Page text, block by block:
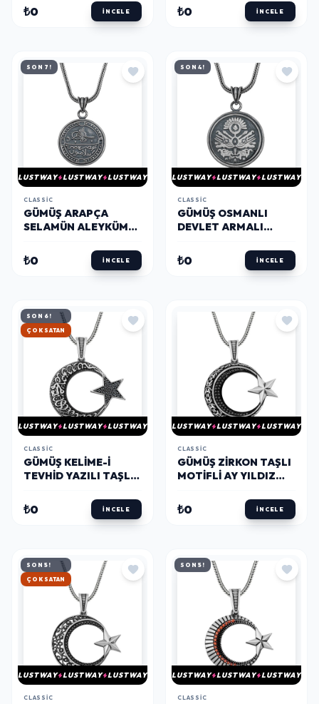
₺0 İNCELE ₺0 İNCELE
SON 7!
LUSTWAY LUSTWAY LUSTWAY
CLASSIC
GÜMÜŞ ARAPÇA
SELAMÜN ALEYKÜM
₺0 İNCELE
SON 4!
LUSTWAY LUSTWAY LUSTWAY
CLASSIC
GÜMÜŞ OSMANLI
DEVLET ARMALI
₺0 İNCELE
SON 6!
HIZLI KARGO
LUSTWAY LUSTWAY LUSTWAY
CLASSIC
GÜMÜŞ KELIME-I
TEVHID YAZILI TAŞLI
₺0 İNCELE
LUSTWAY LUSTWAY LUSTWAY
CLASSIC
GÜMÜŞ ZIRKON TAŞLI
MOTIFLI AY YILDIZ
₺0 İNCELE
SON 5!
HIZLI KARGO
LUSTWAY LUSTWAY LUSTWAY
CLASSIC
SON 5!
LUSTWAY LUSTWAY LUSTWAY
CLASSIC